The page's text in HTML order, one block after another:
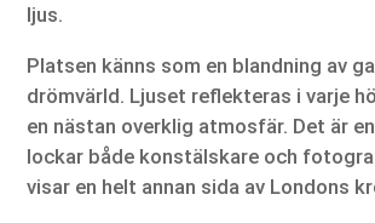
ljus.
Platsen känns som en blandning av
drömvärld. Ljuset reflekteras i varje
en nästan overklig atmosfär. Det är
lockar både konstälskare och
visar en helt annan sida av Londons